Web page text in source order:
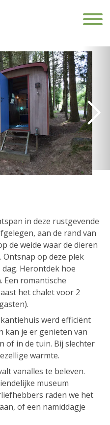
in deze rustgevende
aan de rand van
de weide waar de dieren
Ontsnap op deze plek
Herontdek hoe
Een romantische
het chalet voor 2
werd efficiënt
kan je er genieten van
of in de tuin. Bij slechter
warmte.
vanalles te beleven.
museum
raden we het
of een namiddagje